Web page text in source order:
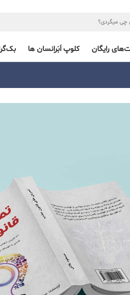
رایگان کلوپ اَبَراِنسان ها